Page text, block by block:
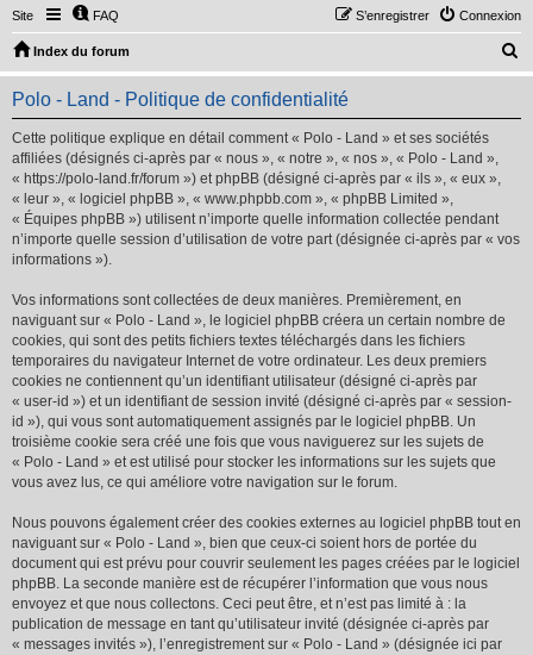
Site FAQ Connexion
S’enregistrer
Index du forum
e
Polo - Land - Politique de confidentialité
Cette politique explique en détail comment « Polo - Land » et ses sociétés
affiliées (désignés ci-après par « nous », « notre », « nos », « Polo - Land »,
« https://polo-land.fr/forum ») et phpBB (désigné ci-après par « ils », « eux »,
« leur », « logiciel phpBB », « www.phpbb.com », « phpBB Limited »,
« Équipes phpBB ») utilisent n’importe quelle information collectée pendant
n’importe quelle session d’utilisation de votre part (désignée ci-après par « vos
informations »).
Vos informations sont collectées de deux manières. Premièrement, en
naviguant sur « Polo - Land », le logiciel phpBB créera un certain nombre de
cookies, qui sont des petits fichiers textes téléchargés dans les fichiers
temporaires du navigateur Internet de votre ordinateur. Les deux premiers
cookies ne contiennent qu’un identifiant utilisateur (désigné ci-après par
« user-id ») et un identifiant de session invité (désigné ci-après par « session-
id »), qui vous sont automatiquement assignés par le logiciel phpBB. Un
troisième cookie sera créé une fois que vous naviguerez sur les sujets de
« Polo - Land » et est utilisé pour stocker les informations sur les sujets que
vous avez lus, ce qui améliore votre navigation sur le forum.
Nous pouvons également créer des cookies externes au logiciel phpBB tout en
naviguant sur « Polo - Land », bien que ceux-ci soient hors de portée du
document qui est prévu pour couvrir seulement les pages créées par le logiciel
phpBB. La seconde manière est de récupérer l’information que vous nous
envoyez et que nous collectons. Ceci peut être, et n’est pas limité à : la
publication de message en tant qu’utilisateur invité (désignée ci-après par
« messages invités »), l’enregistrement sur « Polo - Land » (désignée ici par